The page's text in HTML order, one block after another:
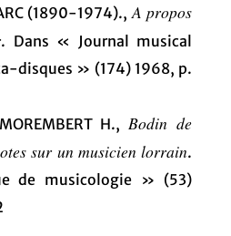
(1890-1974).,A propos
. Dans « Journal musical
disques » (174) 1968, p.
H.,Bodin de
sur un musicien lorrain.
de musicologie » (53)